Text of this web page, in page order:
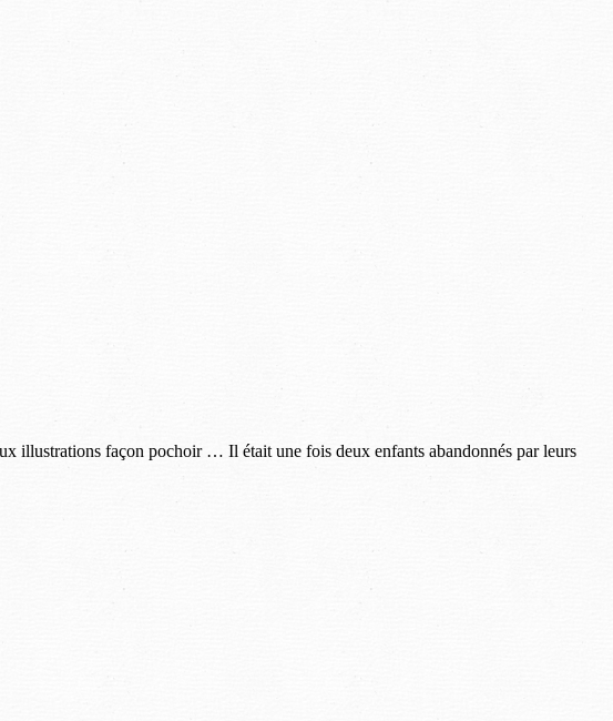
illustrations façon pochoir … Il était une fois deux enfants abandonnés par leurs